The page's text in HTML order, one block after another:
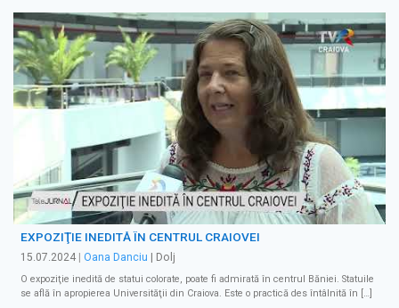
EXPOZIŢIE INEDITĂ ÎN CENTRUL CRAIOVEI
15.07.2024 | Oana Danciu | Dolj
O expoziţie inedită de statui colorate, poate fi admirată în centrul Băniei. Statuile
se află în apropierea Universităţii din Craiova. Este o practică des întâlnită în […]